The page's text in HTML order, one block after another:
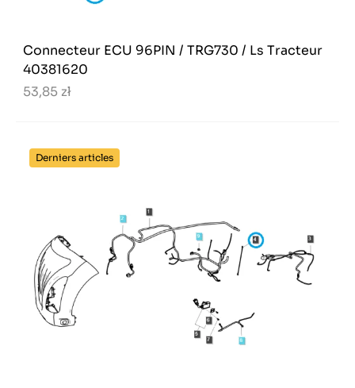
Connecteur ECU 96PIN / TRG730 / Ls Tracteur
40381620
53,85 zł
Derniers articles